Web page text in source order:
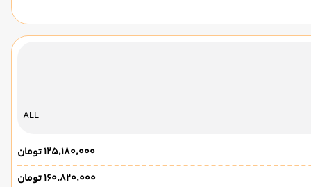
ALL
۱۲۵٬۱۸۰٬۰۰۰ تومان
۱۶۰٬۸۲۰٬۰۰۰ تومان